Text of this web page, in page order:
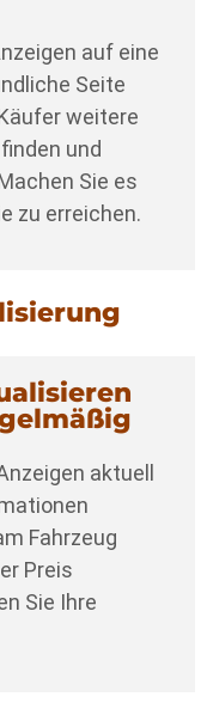
auf eine
Seite
weitere
und
Sie es
zu erreichen.
aktuell
Fahrzeug
Preis
Sie Ihre